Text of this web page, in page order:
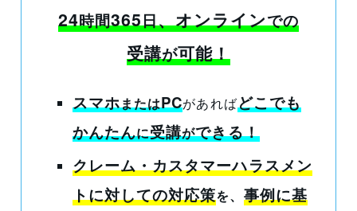
24時間365日、オンラインでの
受講が可能！
スマホまたはPCがあればどこでも
かんたんに受講ができる！
クレーム・カスタマーハラスメン
トに対しての対応策を、 事例に基